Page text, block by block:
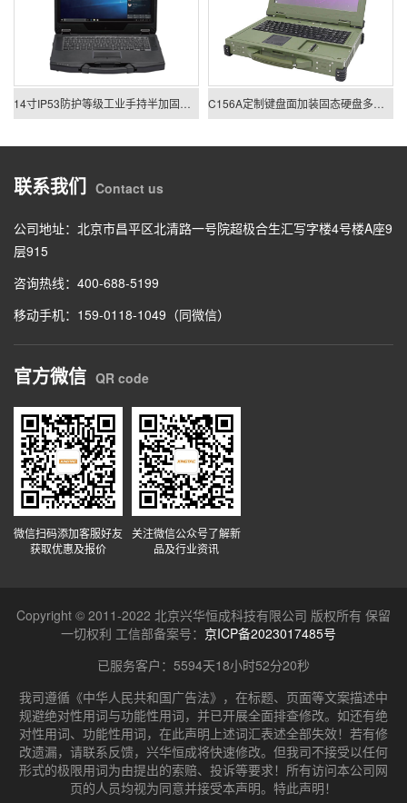
14寸IP53防护等级工业手持半加固笔记本电脑 C156A定制键盘面加装固态硬盘多功能半加固笔记本
联系我们 Contact us
公司地址：北京市昌平区北清路一号院超极合生汇写字楼4号楼A座9
层915
咨询热线：400-688-5199
移动手机：159-0118-1049（同微信）
官方微信 QR code
微信扫码添加客服好友
获取优惠及报价
关注微信公众号了解新
品及行业资讯
Copyright © 2011-2022 北京兴华恒成科技有限公司 版权所有 保留
一切权利 工信部备案号： 京ICP备2023017485号
已服务客户： 5594天18小时52分20秒
我司遵循《中华人民共和国广告法》，在标题、页面等文案描述中
规避绝对性用词与功能性用词，并已开展全面排查修改。如还有绝
对性用词、功能性用词，在此声明上述词汇表述全部失效！若有修
改遗漏，请联系反馈，兴华恒成将快速修改。但我司不接受以任何
形式的极限用词为由提出的索赔、投诉等要求！所有访问本公司网
页的人员均视为同意并接受本声明。特此声明！